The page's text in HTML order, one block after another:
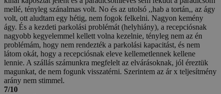
mellé, tényleg szánalmas volt. No és az utolsó ,,hab a tortán,, az ágy
volt, ott aludtam egy hétig, nem fogok felkelni. Nagyon kemény
ágy. És a kezdeti parkolási problémát (helyhiány), a recepciósnak
nagyobb kegyelemmel kellett volna kezelnie, tényleg nem az én
problémám, hogy nem rendezték a parkolási kapacitást, és nem
látom okát, hogy a recepciósnak eleve kellemetlennek kellene
lennie. A szállás számunkra megfelelt az elvárásoknak, jól éreztük
magunkat, de nem fogunk visszatérni. Szerintem az ár x teljesítmény
arány nem stimmel.
7/10